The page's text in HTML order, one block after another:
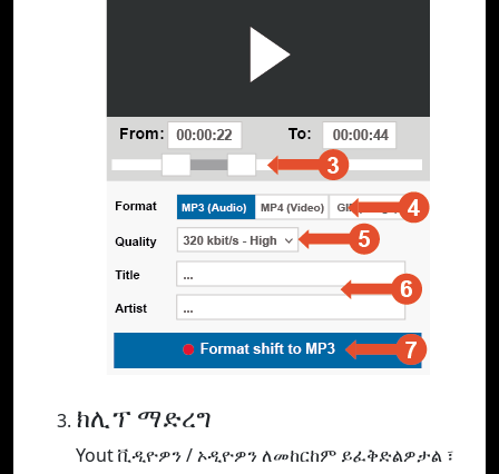
ክሊፕ ማድረግ
Yout ቪዲዮዎን / ኦዲዮዎን ለመከርከም ይፈቅድልዎታል ፣